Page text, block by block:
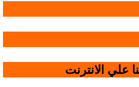
علي الانترنت